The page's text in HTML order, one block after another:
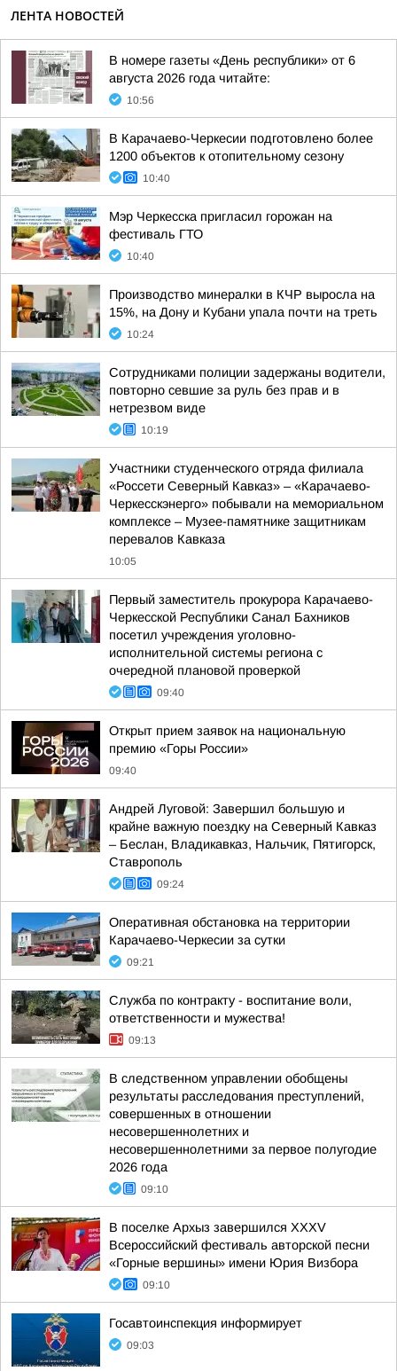
ЛЕНТА НОВОСТЕЙ
В номере газеты «День республики» от 6
августа 2026 года читайте:
10:56
В Карачаево-Черкесии подготовлено более
1200 объектов к отопительному сезону
10:40
Мэр Черкесска пригласил горожан на
фестиваль ГТО
10:40
Производство минералки в КЧР выросла на
15%, на Дону и Кубани упала почти на треть
10:24
Сотрудниками полиции задержаны водители,
повторно севшие за руль без прав и в
нетрезвом виде
10:19
Участники студенческого отряда филиала
«Россети Северный Кавказ» – «Карачаево-
Черкесскэнерго» побывали на мемориальном
комплексе – Музее-памятнике защитникам
перевалов Кавказа
10:05
Первый заместитель прокурора Карачаево-
Черкесской Республики Санал Бахников
посетил учреждения уголовно-
исполнительной системы региона с
очередной плановой проверкой
09:40
Открыт прием заявок на национальную
премию «Горы России»
09:40
Андрей Луговой: Завершил большую и
крайне важную поездку на Северный Кавказ
– Беслан, Владикавказ, Нальчик, Пятигорск,
Ставрополь
09:24
Оперативная обстановка на территории
Карачаево-Черкесии за сутки
09:21
Служба по контракту - воспитание воли,
ответственности и мужества!
09:13
В следственном управлении обобщены
результаты расследования преступлений,
совершенных в отношении
несовершеннолетних и
несовершеннолетними за первое полугодие
2026 года
09:10
В поселке Архыз завершился XXXV
Всероссийский фестиваль авторской песни
«Горные вершины» имени Юрия Визбора
09:10
Госавтоинспекция информирует
09:03